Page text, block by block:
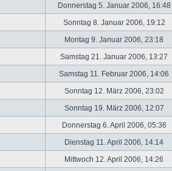
Donnerstag 5. Januar 2006, 16:48
Sonntag 8. Januar 2006, 19:12
Montag 9. Januar 2006, 23:18
Samstag 21. Januar 2006, 13:27
Samstag 11. Februar 2006, 14:06
Sonntag 12. März 2006, 23:02
Sonntag 19. März 2006, 12:07
Donnerstag 6. April 2006, 05:36
Dienstag 11. April 2006, 14:14
Mittwoch 12. April 2006, 14:26